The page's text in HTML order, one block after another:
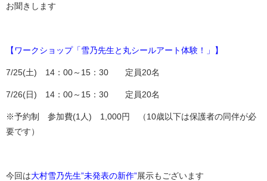
お聞きします
【ワークショップ「雪乃先生と丸シールアート体験！」】
7/25(土) 14：00～15：30 定員20名
7/26(日) 14：00～15：30 定員20名
※予約制 参加費(1人) 1,000円 （10歳以下は保護者の同伴が必
要です）
今回は大村雪乃先生”未発表の新作”展示もございます